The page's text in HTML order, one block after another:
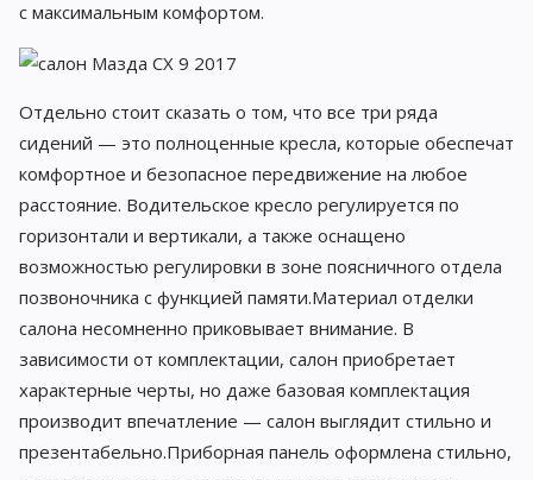
с максимальным комфортом.
Отдельно стоит сказать о том, что все три ряда
сидений — это полноценные кресла, которые обеспечат
комфортное и безопасное передвижение на любое
расстояние. Водительское кресло регулируется по
горизонтали и вертикали, а также оснащено
возможностью регулировки в зоне поясничного отдела
позвоночника с функцией памяти.Материал отделки
салона несомненно приковывает внимание. В
зависимости от комплектации, салон приобретает
характерные черты, но даже базовая комплектация
производит впечатление — салон выглядит стильно и
презентабельно.Приборная панель оформлена стильно,